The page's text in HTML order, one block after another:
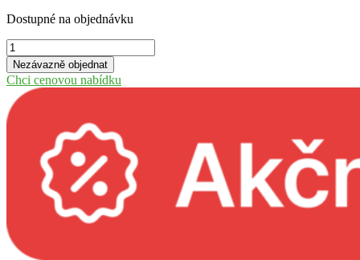
Dostupné na objednávku
Zahradní
chatka
s
pultovou
střechou
Baruda
množství
Nezávazně objednat
Chci cenovou nabídku